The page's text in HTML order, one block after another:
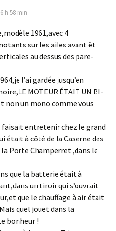
h 58 min
1961,avec 4
sur les ailes avant êt
au dessus des pare-
l’ai gardée jusqu’en
MOTEUR ÉTAIT UN BI-
non un mono comme vous
faisait entretenir chez le grand
était à côté de la Caserne des
Porte Champerret ,dans le
que la batterie était à
un tiroir qui s’ouvrait
que le chauffage à air était
quel jouet dans la
bonheur !